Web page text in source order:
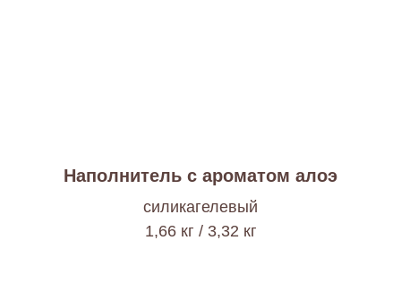
Наполнитель с ароматом алоэ
cиликагелевый
1,66 кг / 3,32 кг